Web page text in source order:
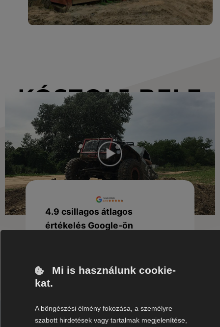
KÓSTOLJ BELE
AZ ÉLMÉNYBE!
4.9 csillagos átlagos
értékelés Google-ön
Mi is használunk cookie-
kat.
A böngészési élmény fokozása, a személyre
szabott hirdetések vagy tartalmak megjelenítése,